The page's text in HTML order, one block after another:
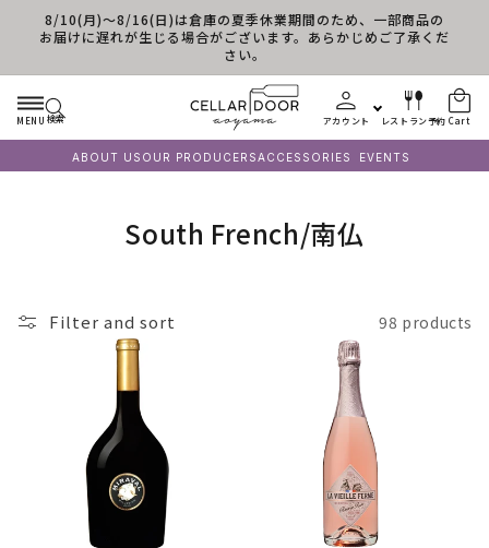
Skip to content
8/10(月)～8/16(日)は倉庫の夏季休業期間のため、一部商品の
お届けに遅れが生じる場合がございます。あらかじめご了承くだ
さい。
MENU 検索 アカウント レストラン予約 Cart
ABOUT US OUR PRODUCERSACCESSORIES EVENTS
C
l
e
i
o
South French/南仏
Filter and sort 98 products